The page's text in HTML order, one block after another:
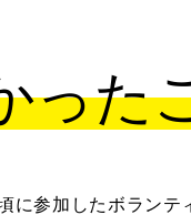
った
参加したボラン